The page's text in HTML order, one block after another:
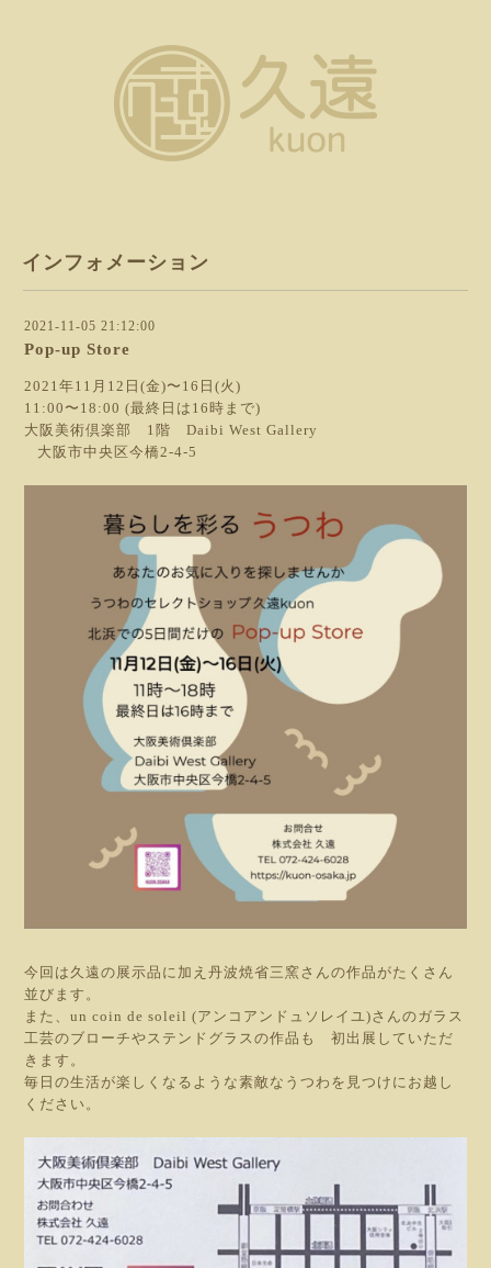
インフォメーション
2021-11-05 21:12:00
Pop-up Store
2021年11月12日(金)〜16日(火)
11:00〜18:00 (最終日は16時まで)
大阪美術倶楽部 1階 Daibi West Gallery
大阪市中央区今橋2-4-5
今回は久遠の展示品に加え丹波焼省三窯さんの作品がたくさん
並びます。
また、un coin de soleil (アンコアンドュソレイユ)さんのガラス
工芸のブローチやステンドグラスの作品も 初出展していただ
きます。
毎日の生活が楽しくなるような素敵なうつわを見つけにお越し
ください。